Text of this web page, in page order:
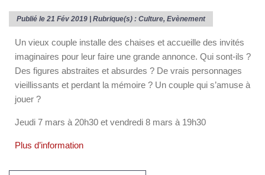
Publié le 21 Fév 2019 | Rubrique(s) : Culture, Evènement
Un vieux couple installe des chaises et accueille des invités
imaginaires pour leur faire une grande annonce. Qui sont-ils ?
Des figures abstraites et absurdes ? De vrais personnages
vieillissants et perdant la mémoire ? Un couple qui s’amuse à
jouer ?
Jeudi 7 mars à 20h30 et vendredi 8 mars à 19h30
Plus d’information